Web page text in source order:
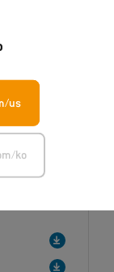
us
ko